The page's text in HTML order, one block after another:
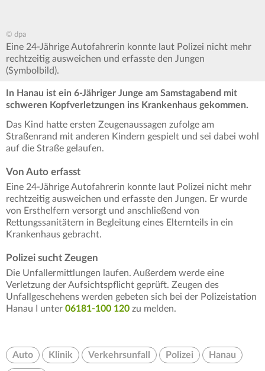
© dpa
Eine 24-Jährige Autofahrerin konnte laut Polizei nicht mehr
rechtzeitig ausweichen und erfasste den Jungen
(Symbolbild).
In Hanau ist ein 6-Jähriger Junge am Samstagabend mit
schweren Kopfverletzungen ins Krankenhaus gekommen.
Das Kind hatte ersten Zeugenaussagen zufolge am
Straßenrand mit anderen Kindern gespielt und sei dabei wohl
auf die Straße gelaufen.
Von Auto erfasst
Eine 24-Jährige Autofahrerin konnte laut Polizei nicht mehr
rechtzeitig ausweichen und erfasste den Jungen. Er wurde
von Ersthelfern versorgt und anschließend von
Rettungssanitätern in Begleitung eines Elternteils in ein
Krankenhaus gebracht.
Polizei sucht Zeugen
Die Unfallermittlungen laufen. Außerdem werde eine
Verletzung der Aufsichtspflicht geprüft. Zeugen des
Unfallgeschehens werden gebeten sich bei der Polizeistation
Hanau I unter 06181-100 120 zu melden.
Auto Klinik Verkehrsunfall Polizei Hanau